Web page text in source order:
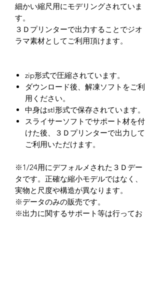
細かい縮尺用にモデリングされていま
す。
３Ｄプリンターで出力することでジオ
ラマ素材としてご利用頂けます。
zip形式で圧縮されています。
ダウンロード後、解凍ソフトをご利
用ください。
中身はstl形式で保存されています。
スライサーソフトでサポート材を付
けた後、３Ｄプリンターで出力して
ご利用いただけます。
※1/24用にデフォルメされた３Ｄデー
タです。正確な縮小モデルではなく、
実物と尺度や構造が異なります。
※データのみの販売です。
※出力に関するサポート等は行ってお